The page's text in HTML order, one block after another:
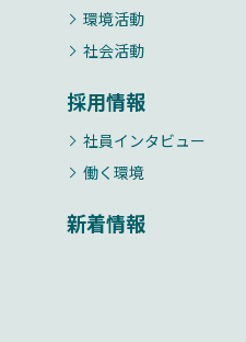
環境活動
社会活動
採用情報
社員インタビュー
働く環境
新着情報